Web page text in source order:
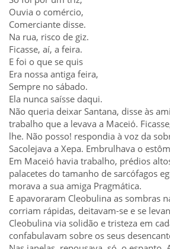
Ouvia o comércio,
Comerciante disse.
Na rua, risco de giz.
Ficasse, aí, a feira.
E foi o que se quis
Era nossa antiga feira,
Sempre no sábado.
Ela nunca saísse daqui.
Não queria deixar Santana, disse às
trabalho que a levava a Maceió.
lhe. Não posso! respondia à voz da
Sacolejava a Xepa. Embrulhava o
Em Maceió havia trabalho, prédios
palacetes do tamanho de sarcófagos
morava a sua amiga Pragmática.
E apavoraram Cleobulina as sombras
corriam rápidas, deitavam-se e se
Cleobulina via solidão e tristeza em
confabulavam sobre os seus